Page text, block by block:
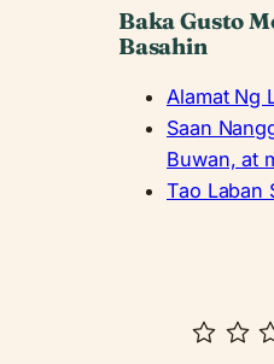
Baka Gusto
Basahin
Alamat Ng
Saan
Buwan, at
Tao Laban